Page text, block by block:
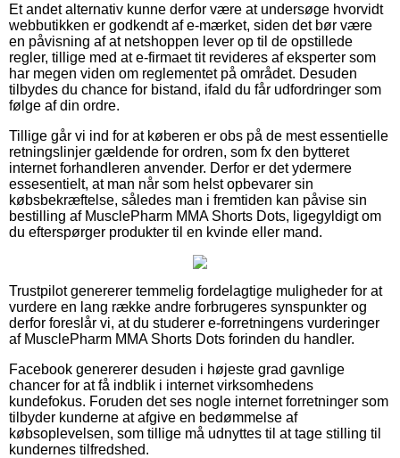
Et andet alternativ kunne derfor være at undersøge hvorvidt
webbutikken er godkendt af e-mærket, siden det bør være
en påvisning af at netshoppen lever op til de opstillede
regler, tillige med at e-firmaet tit revideres af eksperter som
har megen viden om reglementet på området. Desuden
tilbydes du chance for bistand, ifald du får udfordringer som
følge af din ordre.
Tillige går vi ind for at køberen er obs på de mest essentielle
retningslinjer gældende for ordren, som fx den bytteret
internet forhandleren anvender. Derfor er det ydermere
essesentielt, at man når som helst opbevarer sin
købsbekræftelse, således man i fremtiden kan påvise sin
bestilling af MusclePharm MMA Shorts Dots, ligegyldigt om
du efterspørger produkter til en kvinde eller mand.
Trustpilot genererer temmelig fordelagtige muligheder for at
vurdere en lang række andre forbrugeres synspunkter og
derfor foreslår vi, at du studerer e-forretningens vurderinger
af MusclePharm MMA Shorts Dots forinden du handler.
Facebook genererer desuden i højeste grad gavnlige
chancer for at få indblik i internet virksomhedens
kundefokus. Foruden det ses nogle internet forretninger som
tilbyder kunderne at afgive en bedømmelse af
købsoplevelsen, som tillige må udnyttes til at tage stilling til
kundernes tilfredshed.